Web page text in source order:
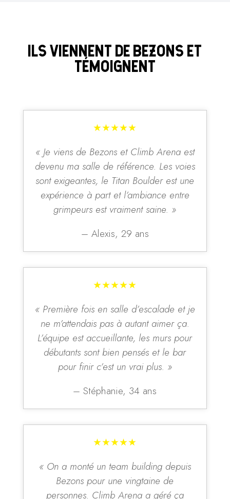
ILS VIENNENT DE BEZONS ET
TÉMOIGNENT
★★★★★
« Je viens de Bezons et Climb Arena est
devenu ma salle de référence. Les voies
sont exigeantes, le Titan Boulder est une
expérience à part et l’ambiance entre
grimpeurs est vraiment saine. »
– Alexis, 29 ans
★★★★★
« Première fois en salle d’escalade et je
ne m’attendais pas à autant aimer ça.
L’équipe est accueillante, les murs pour
débutants sont bien pensés et le bar
pour finir c’est un vrai plus. »
– Stéphanie, 34 ans
★★★★★
« On a monté un team building depuis
Bezons pour une vingtaine de
personnes. Climb Arena a géré ça